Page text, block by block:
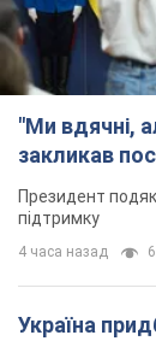
4 часа назад
Україна
ракет і
США
2 часа назад
"Нас почули
день